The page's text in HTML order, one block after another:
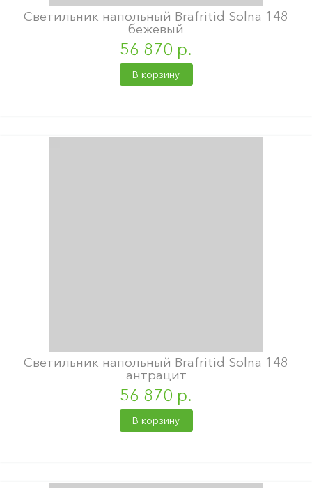
Светильник напольный Brafritid Solna 148
бежевый
56 870 р.
В корзину
Светильник напольный Brafritid Solna 148
антрацит
56 870 р.
В корзину